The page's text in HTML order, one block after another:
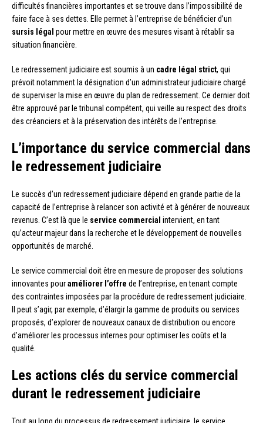
difficultés financières importantes et se trouve dans l’impossibilité de
faire face à ses dettes. Elle permet à l’entreprise de bénéficier d’un
sursis légal pour mettre en œuvre des mesures visant à rétablir sa
situation financière.
Le redressement judiciaire est soumis à un cadre légal strict, qui
prévoit notamment la désignation d’un administrateur judiciaire chargé
de superviser la mise en œuvre du plan de redressement. Ce dernier doit
être approuvé par le tribunal compétent, qui veille au respect des droits
des créanciers et à la préservation des intérêts de l’entreprise.
L’importance du service commercial dans
le redressement judiciaire
Le succès d’un redressement judiciaire dépend en grande partie de la
capacité de l’entreprise à relancer son activité et à générer de nouveaux
revenus. C’est là que le service commercial intervient, en tant
qu’acteur majeur dans la recherche et le développement de nouvelles
opportunités de marché.
Le service commercial doit être en mesure de proposer des solutions
innovantes pouraméliorer l’offre de l’entreprise, en tenant compte
des contraintes imposées par la procédure de redressement judiciaire.
Il peut s’agir, par exemple, d’élargir la gamme de produits ou services
proposés, d’explorer de nouveaux canaux de distribution ou encore
d’améliorer les processus internes pour optimiser les coûts et la
qualité.
Les actions clés du service commercial
durant le redressement judiciaire
Tout au long du processus de redressement judiciaire, le service